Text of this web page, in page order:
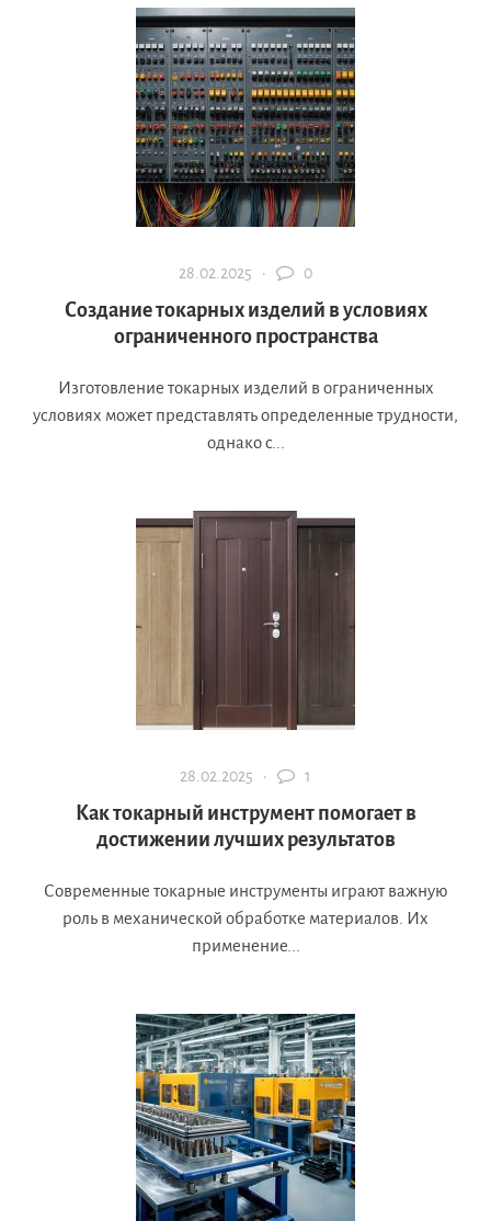
28.02.2025 · 0
Создание токарных изделий в условиях
ограниченного пространства
Изготовление токарных изделий в ограниченных
условиях может представлять определенные трудности,
однако с...
28.02.2025 · 1
Как токарный инструмент помогает в
достижении лучших результатов
Современные токарные инструменты играют важную
роль в механической обработке материалов. Их
применение...